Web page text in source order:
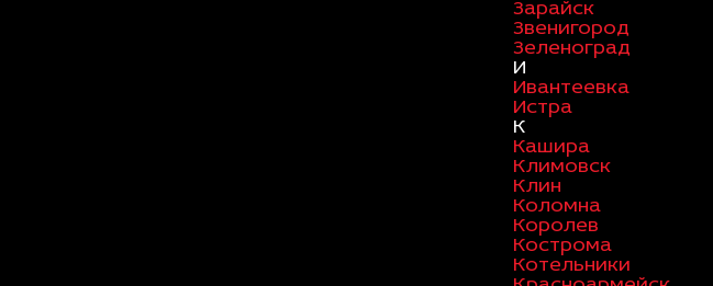
Зарайск
Звенигород
Зеленоград
И
Ивантеевка
Истра
К
Кашира
Климовск
Клин
Коломна
Королев
Кострома
Котельники